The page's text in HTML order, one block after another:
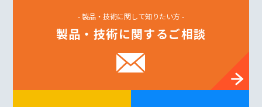
- 製品・技術に関して知りたい方 -
製品・技術に関するご相談